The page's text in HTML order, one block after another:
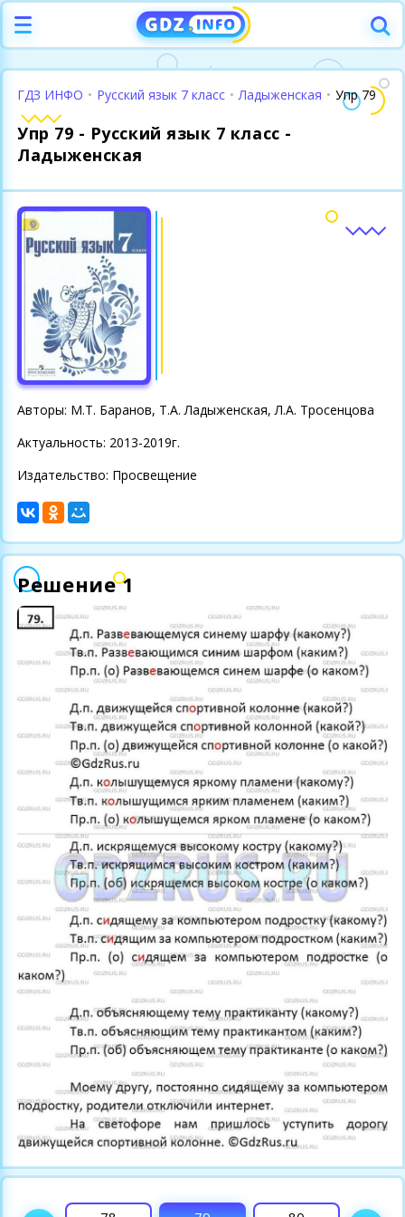
ГДЗ ИНФО • Русский язык 7 класс • Ладыженская • Упр 79
Упр 79 - Русский язык 7 класс -
Ладыженская
Авторы: М.Т. Баранов, Т.А. Ладыженская, Л.А. Тросенцова
Актуальность: 2013-2019г.
Издательство: Просвещение
Решение 1